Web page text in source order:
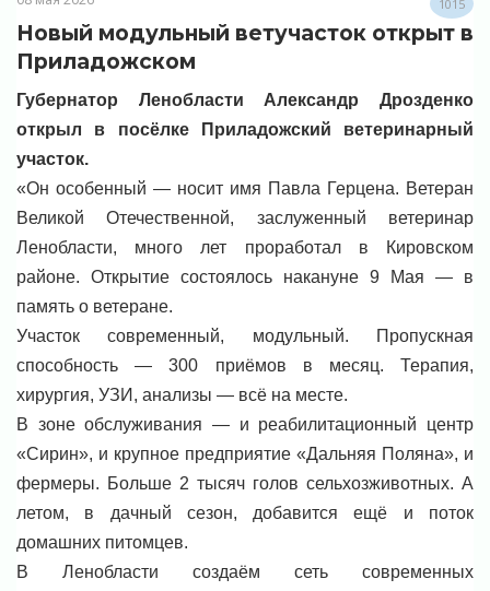
1015
Новый модульный ветучасток открыт в
Приладожском
Губернатор Ленобласти Александр Дрозденко
открыл в посёлке Приладожский ветеринарный
участок.
«Он особенный — носит имя Павла Герцена. Ветеран
Великой Отечественной, заслуженный ветеринар
Ленобласти, много лет проработал в Кировском
районе. Открытие состоялось накануне 9 Мая — в
память о ветеране.
Участок современный, модульный. Пропускная
способность — 300 приёмов в месяц. Терапия,
хирургия, УЗИ, анализы — всё на месте.
В зоне обслуживания — и реабилитационный центр
«Сирин», и крупное предприятие «Дальняя Поляна», и
фермеры. Больше 2 тысяч голов сельхозживотных. А
летом, в дачный сезон, добавится ещё и поток
домашних питомцев.
В Ленобласти создаём сеть современных